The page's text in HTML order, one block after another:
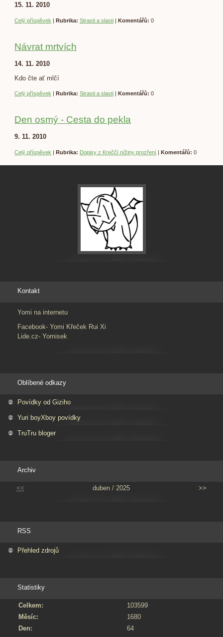
15. 11. 2010
Celý příspěvek | Rubrika: Strasti a slasti | Komentářů: 0
Návrat mrtvích
14. 11. 2010
Kdo čte ať mlčí
Celý příspěvek | Rubrika: Strasti a slasti | Komentářů: 0
Den osmý - Cesta do pekla
9. 11. 2010
Celý příspěvek | Rubrika: Dopisy z Kreččí nížiny prozření | Komentářů: 0
Kontakt
Yomi na internetu
Facebook- Yomi Křeček Rui Xi
Lide.cz- Yomisek
Oblíbené odkazy
Povídky od Giziho
Yuri boyXboy povídky
TruTru bloger
Archiv
<< duben / 2025 >>
RSS
Přehled zdrojů
Statistiky
Celkem:
103599
Měsíc:
1680
Den:
64